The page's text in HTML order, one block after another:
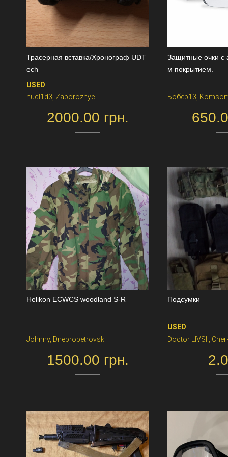
Трасерная вставка/Хронограф UDT
ech
USED
nucl1d3, Zaporozhye
2000.00 грн.
​Защитные очки с
м покрытием.
Бобер13,
Helikon ECWCS woodland S-R
Johnny, Dnepropetrovsk
1500.00 грн.
Подсумки
USED
Doctor LIVSII,